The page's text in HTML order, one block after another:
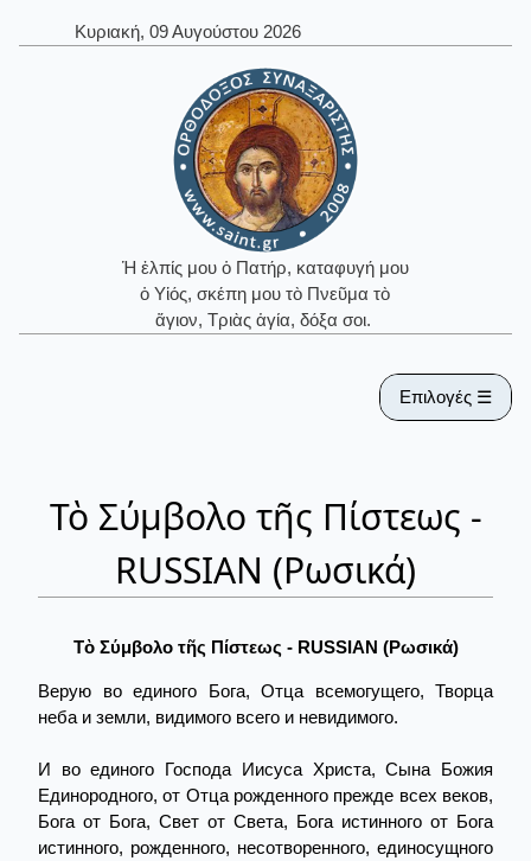
Κυριακή, 09 Αυγούστου 2026
Ἡ ἐλπίς μου ὁ Πατήρ, καταφυγή μου
ὁ Υἱός, σκέπη μου τὸ Πνεῦμα τὸ
ἅγιον, Τριὰς ἁγία, δόξα σοι.
Επιλογές ☰
Τὸ Σύμβολο τῆς Πίστεως -
RUSSIAN (Ρωσικά)
Τὸ Σύμβολο τῆς Πίστεως - RUSSIAN (Ρωσικά)
Верую во единого Бога, Отца всемогущего, Творца
неба и земли, видимого всего и невидимого.
И во единого Господа Иисуса Христа, Сына Божия
Единородного, от Отца рожденного прежде всех веков,
Бога от Бога, Свет от Света, Бога истинного от Бога
истинного, рожденного, несотворенного, единосущного